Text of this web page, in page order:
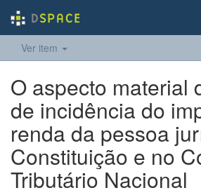
Ver item
O aspecto material
de incidência do
renda da pessoa
Constituição e no
Tributário Nacional